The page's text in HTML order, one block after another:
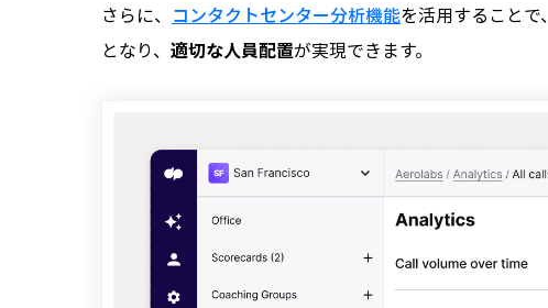
さらに、 コンタクトセンター分析機能を活用することで、
となり、 適切な人員配置が実現できます。